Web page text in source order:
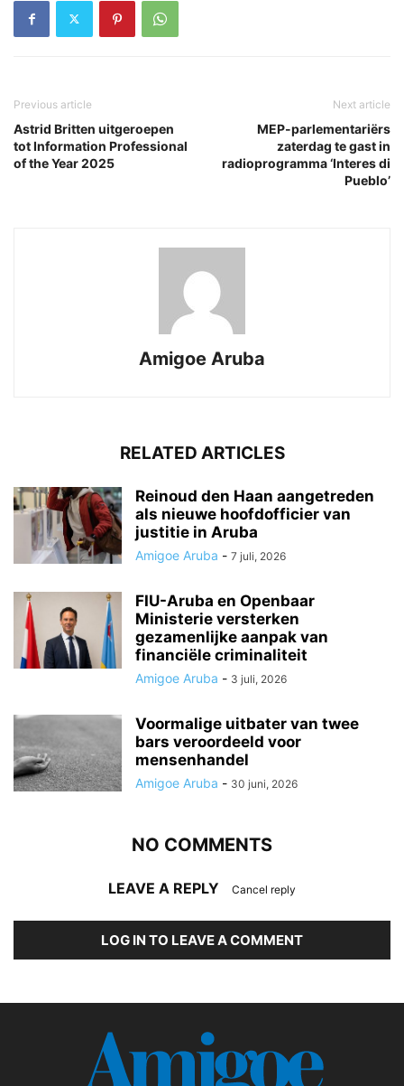
Previous article
Astrid Britten uitgeroepen
tot Information Professional
of the Year 2025
Next article
MEP-parlementariërs
zaterdag te gast in
radioprogramma ‘Interes di
Pueblo’
Amigoe Aruba
RELATED ARTICLES
Reinoud den Haan aangetreden
als nieuwe hoofdofficier van
justitie in Aruba
Amigoe Aruba - 7 juli, 2026
FIU-Aruba en Openbaar
Ministerie versterken
gezamenlijke aanpak van
financiële criminaliteit
Amigoe Aruba - 3 juli, 2026
Voormalige uitbater van twee
bars veroordeeld voor
mensenhandel
Amigoe Aruba - 30 juni, 2026
NO COMMENTS
LEAVE A REPLY Cancel reply
LOG IN TO LEAVE A COMMENT